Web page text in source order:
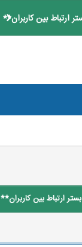
بین کاربران**
ارتباط بین کاربران**